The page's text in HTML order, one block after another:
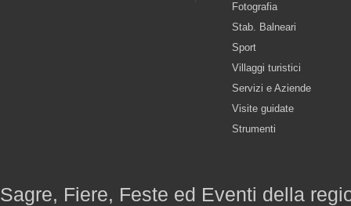
Fotografia
Stab. Balneari
Sport
Villaggi turistici
Servizi e Aziende
Visite guidate
Strumenti
Sagre, Fiere, Feste ed Eventi della